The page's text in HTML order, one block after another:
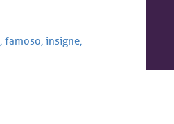
, famoso, insigne,